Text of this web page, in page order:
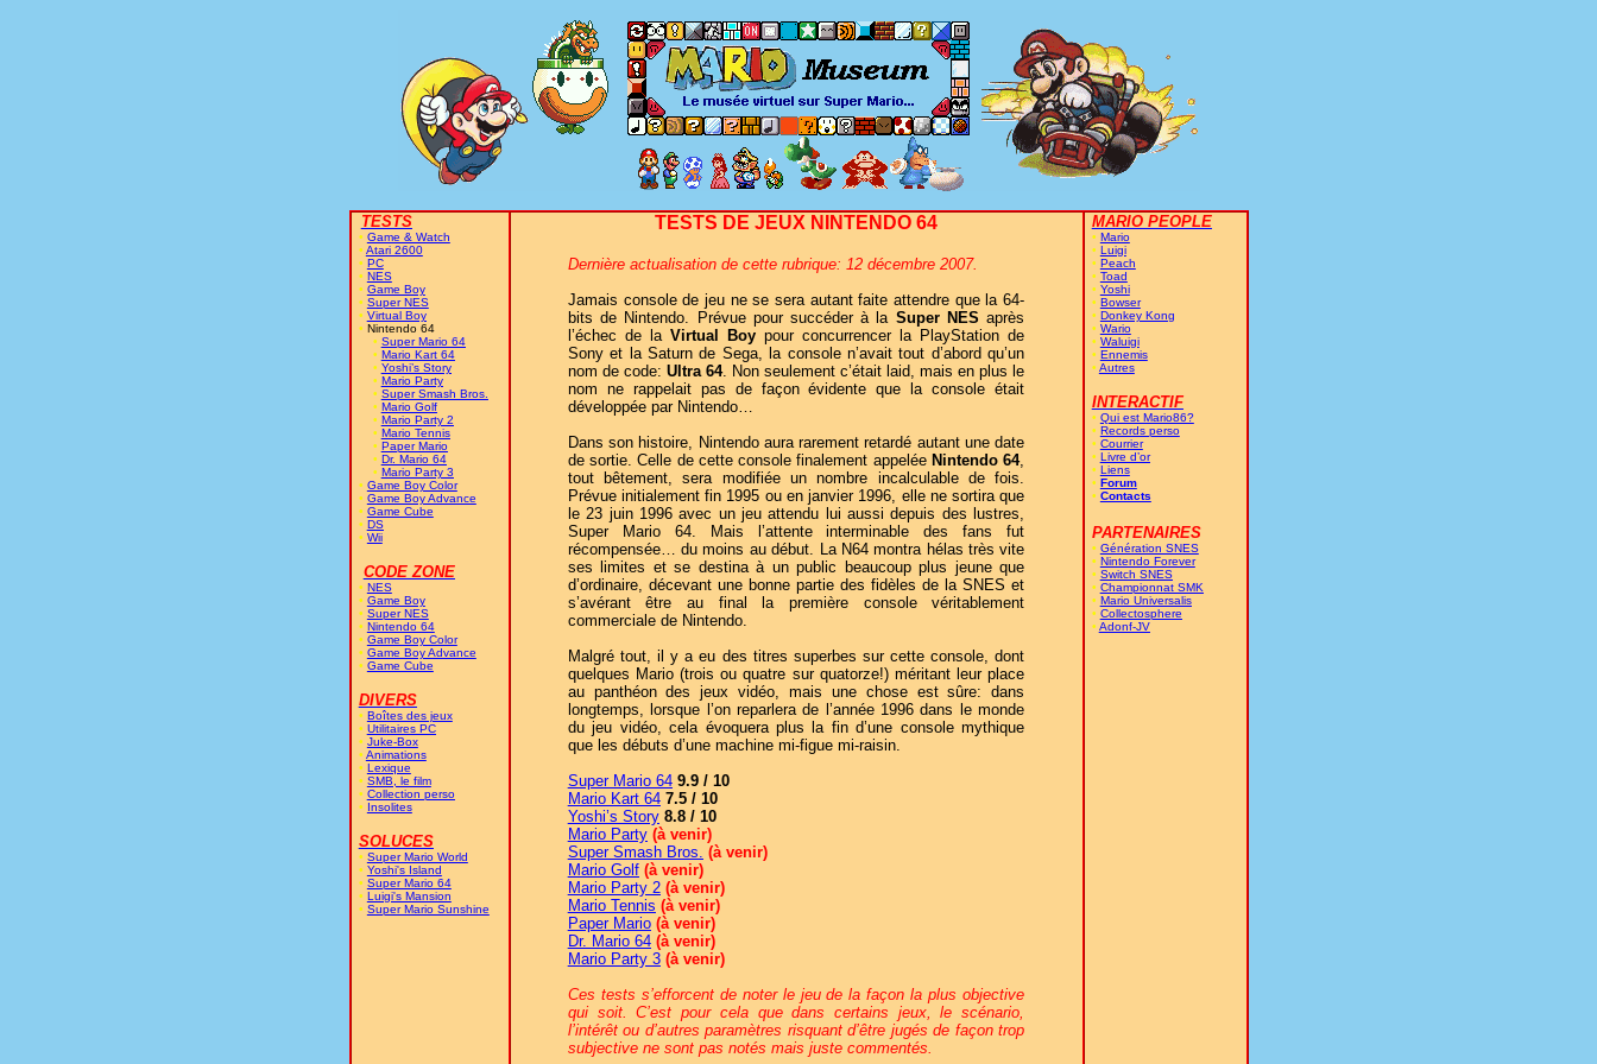
TESTS
• Game & Watch
• Atari 2600
• PC
• NES
• Game Boy
• Super NES
• Virtual Boy
• Nintendo 64
• Super Mario 64
• Mario Kart 64
• Yoshi’s Story
• Mario Party
• Super Smash Bros.
• Mario Golf
• Mario Party 2
• Mario Tennis
• Paper Mario
• Dr. Mario 64
• Mario Party 3
• Game Boy Color
• Game Boy Advance
• Game Cube
• DS
• Wii
CODE ZONE
• NES
• Game Boy
• Super NES
• Nintendo 64
• Game Boy Color
• Game Boy Advance
• Game Cube
DIVERS
• Boîtes des jeux
• Utilitaires PC
• Juke-Box
• Animations
• Lexique
• SMB, le film
• Collection perso
• Insolites
SOLUCES
• Super Mario World
• Yoshi's Island
• Super Mario 64
• Luigi's Mansion
• Super Mario Sunshine
TESTS DE JEUX NINTENDO 64
Dernière actualisation de cette rubrique: 12 décembre 2007.
Jamais console de jeu ne se sera autant faite attendre que la 64-
bits de Nintendo. Prévue pour succéder à la Super NES après
l’échec de la Virtual Boy pour concurrencer la PlayStation de
Sony et la Saturn de Sega, la console n’avait tout d’abord qu’un
nom de code: Ultra 64. Non seulement c’était laid, mais en plus le
nom ne rappelait pas de façon évidente que la console était
développée par Nintendo…
Dans son histoire, Nintendo aura rarement retardé autant une date
de sortie. Celle de cette console finalement appelée Nintendo 64,
tout bêtement, sera modifiée un nombre incalculable de fois.
Prévue initialement fin 1995 ou en janvier 1996, elle ne sortira que
le 23 juin 1996 avec un jeu attendu lui aussi depuis des lustres,
Super Mario 64. Mais l’attente interminable des fans fut
récompensée… du moins au début. La N64 montra hélas très vite
ses limites et se destina à un public beaucoup plus jeune que
d’ordinaire, décevant une bonne partie des fidèles de la SNES et
s’avérant être au final la première console véritablement
commerciale de Nintendo.
Malgré tout, il y a eu des titres superbes sur cette console, dont
quelques Mario (trois ou quatre sur quatorze!) méritant leur place
au panthéon des jeux vidéo, mais une chose est sûre: dans
longtemps, lorsque l’on reparlera de l’année 1996 dans le monde
du jeu vidéo, cela évoquera plus la fin d’une console mythique
que les débuts d’une machine mi-figue mi-raisin.
Super Mario 64 9.9 / 10
Mario Kart 64 7.5 / 10
Yoshi’s Story 8.8 / 10
Mario Party (à venir)
Super Smash Bros. (à venir)
Mario Golf (à venir)
Mario Party 2 (à venir)
Mario Tennis (à venir)
Paper Mario (à venir)
Dr. Mario 64 (à venir)
Mario Party 3 (à venir)
Ces tests s’efforcent de noter le jeu de la façon la plus objective
qui soit. C’est pour cela que dans certains jeux, le scénario,
l’intérêt ou d’autres paramètres risquant d’être jugés de façon trop
subjective ne sont pas notés mais juste commentés.
MARIO PEOPLE
• Mario
• Luigi
• Peach
• Toad
• Yoshi
• Bowser
• Donkey Kong
• Wario
• Waluigi
• Ennemis
• Autres
INTERACTIF
• Qui est Mario86?
• Records perso
• Courrier
• Livre d’or
• Liens
• Forum
• Contacts
PARTENAIRES
• Génération SNES
• Nintendo Forever
• Switch SNES
• Championnat SMK
• Mario Universalis
• Collectosphere
• Adonf-JV